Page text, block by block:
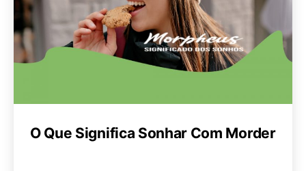
O Que Significa Sonhar Com Morder